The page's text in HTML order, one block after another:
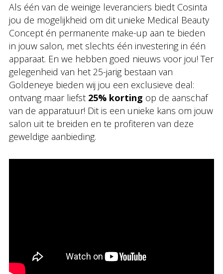
Als één van de weinige leveranciers biedt Cosinta
jou de mogelijkheid om dit unieke Medical Beauty
Concept én permanente make-up aan te bieden
in jouw salon, met slechts één investering in één
apparaat. En we hebben goed nieuws voor jou! Ter
gelegenheid van het 25-jarig bestaan van
Goldeneye bieden wij jou een exclusieve deal:
ontvang maar liefst 25% korting op de aanschaf
van de apparatuur! Dit is een unieke kans om jouw
salon uit te breiden en te profiteren van deze
geweldige aanbieding.